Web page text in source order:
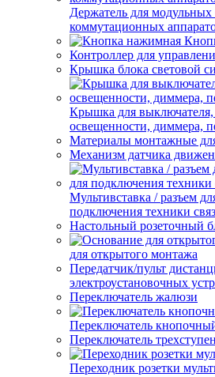
Держатель для
коммутационных
Контроллер для
Крышка блока световой
Крышка для выключателя,
освещенности, диммера,
Материалы монтажные
Механизм датчика
Мультивставка / разъем
подключения техники
Настольный розеточный
для открытого монтажа
Передатчик/пульт
электроустановочных
Переключатель жалюзи
Переключатель
Переключатель
Переходник розетки